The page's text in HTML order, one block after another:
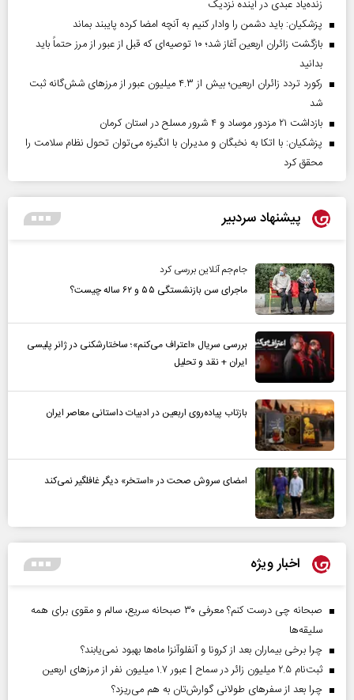
زنده‌یاد عبدی در آینده نزدیک
پزشکیان: باید دشمن را وادار کنیم به آنچه امضا کرده پایبند بماند
بازگشت زائران اربعین آغاز شد؛ ۱۰ توصیه‌ای که قبل از عبور از مرز حتماً باید
بدانید
رکورد تردد زائران اربعین؛ بیش از ۴.۳ میلیون عبور از مرزهای شش‌گانه ثبت
شد
بازداشت ۲۱ مزدور موساد و ۴ شرور مسلح در استان کرمان
پزشکیان: با اتکا به نخبگان و مدیران با انگیزه می‌توان تحول نظام سلامت را
محقق کرد
پیشنهاد سردبیر
جام‌جم آنلاین بررسی کرد
ماجرای سن بازنشستگی ۵۵ و ۶۲ ساله چیست؟
بررسی سریال «اعتراف می‌کنم»؛ ساختارشکنی در ژانر پلیسی
ایران + نقد و تحلیل
بازتاب پیاده‌روی اربعین در ادبیات داستانی معاصر ایران
امضای سروش صحت در «استخر» دیگر غافلگیر نمی‌کند
اخبار ویژه
صبحانه چی درست کنم؟ معرفی ۳۰ صبحانه سریع، سالم و مقوی برای همه
سلیقه‌ها
چرا برخی بیماران بعد از کرونا و آنفلوآنزا ماه‌ها بهبود نمی‌یابند؟
ثبت‌نام ۲.۵ میلیون زائر در سماح | عبور ۱.۷ میلیون نفر از مرز‌های اربعین
چرا بعد از سفرهای طولانی گوارش‌تان به هم می‌ریزد؟